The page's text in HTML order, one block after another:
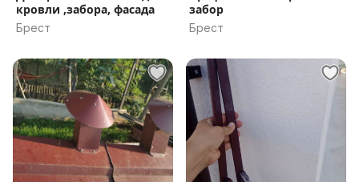
кровли ,забора, фасада
Брест
забор
Брест